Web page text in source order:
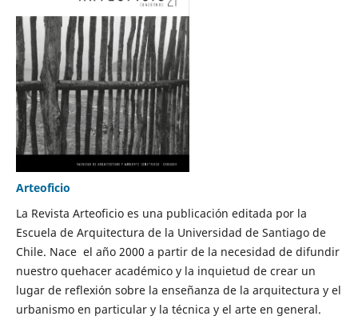
Arteoficio
La Revista Arteoficio es una publicación editada por la
Escuela de Arquitectura de la Universidad de Santiago de
Chile. Nace el año 2000 a partir de la necesidad de difundir
nuestro quehacer académico y la inquietud de crear un
lugar de reflexión sobre la enseñanza de la arquitectura y el
urbanismo en particular y la técnica y el arte en general.